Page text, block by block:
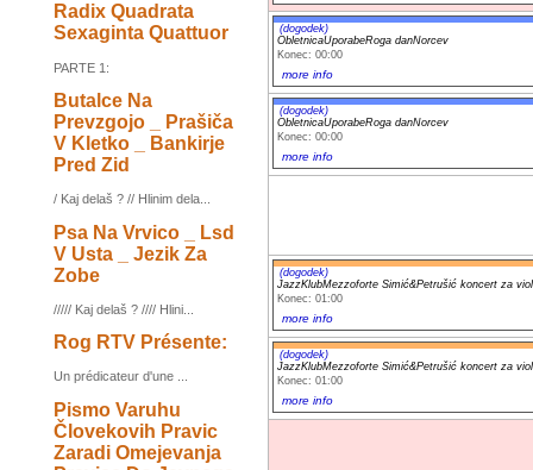
Radix Quadrata
Sexaginta Quattuor
PARTE 1:
Butalce Na
Prevzgojo _ Prašiča
V Kletko _ Bankirje
Pred Zid
/ Kaj delaš ? // Hlinim dela...
Psa Na Vrvico _ Lsd
V Usta _ Jezik Za
Zobe
///// Kaj delaš ? //// Hlini...
Rog RTV Présente:
Un prédicateur d'une ...
Pismo Varuhu
Človekovih Pravic
Zaradi Omejevanja
(dogodek)
ObletnicaUporabeRoga danNorcev
Konec: 00:00
more info
(dogodek)
ObletnicaUporabeRoga danNorcev
Konec: 00:00
more info
(dogodek)
JazzKlubMezzoforte Simić&Petrušić koncert za
Konec: 01:00
more info
(dogodek)
JazzKlubMezzoforte Simić&Petrušić koncert za
Konec: 01:00
more info